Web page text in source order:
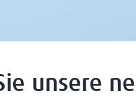
unsere